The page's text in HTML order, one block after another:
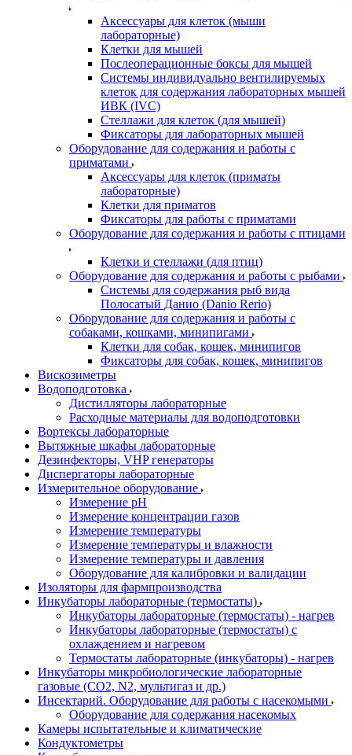
Аксессуары для клеток (мыши
лабораторные)
Клетки для мышей
Послеоперационные боксы для мышей
Системы индивидуально вентилируемых
клеток для содержания лабораторных мышей
ИВК (IVC)
Стеллажи для клеток (для мышей)
Фиксаторы для лабораторных мышей
Оборудование для содержания и работы с
приматами
Аксессуары для клеток (приматы
лабораторные)
Клетки для приматов
Фиксаторы для работы с приматами
Оборудование для содержания и работы с птицами
Клетки и стеллажи (для птиц)
Оборудование для содержания и работы с рыбами
Системы для содержания рыб вида
Полосатый Данио (Danio Rerio)
Оборудование для содержания и работы с
собаками, кошками, минипигами
Клетки для собак, кошек, минипигов
Фиксаторы для собак, кошек, минипигов
Вискозиметры
Водоподготовка
Дистилляторы лабораторные
Расходные материалы для водоподготовки
Вортексы лабораторные
Вытяжные шкафы лабораторные
Дезинфекторы, VHP генераторы
Диспергаторы лабораторные
Измерительное оборудование
Измерение pH
Измерение концентрации газов
Измерение температуры
Измерение температуры и влажности
Измерение температуры и давления
Оборудование для калибровки и валидации
Изоляторы для фармпроизводства
Инкубаторы лабораторные (термостаты)
Инкубаторы лабораторные (термостаты) - нагрев
Инкубаторы лабораторные (термостаты) с
охлаждением и нагревом
Термостаты лабораторные (инкубаторы) - нагрев
Инкубаторы микробиологические лабораторные
газовые (CO2, N2, мультигаз и др.)
Инсектарий. Оборудование для работы с насекомыми
Оборудование для содержания насекомых
Камеры испытательные и климатические
Кондуктометры